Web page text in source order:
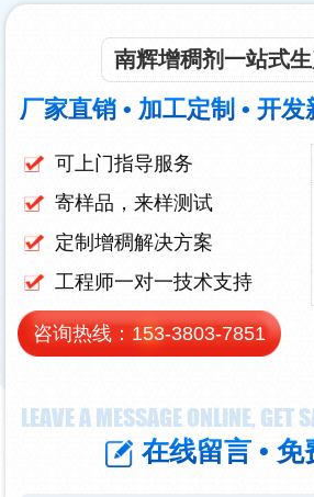
LEAVE A MESSAGE ONLINE, GET
在线留言 • 免
南辉增稠剂一站式
厂家直销 • 加工定制 • 开
可上门指导服务
寄样品，来样测试
定制增稠解决方案
工程师一对一技术支持
咨询热线： 153-3803-7851